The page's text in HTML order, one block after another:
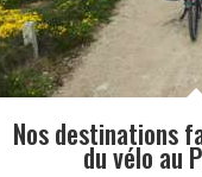
Nos destinations
du vélo au